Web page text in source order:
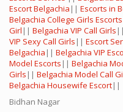
Escort Belgachia || Escorts in
Belgachia College Girls Escorts
Girl || Belgachia VIP Call Girls ||
VIP Sexy Call Girls || Escort
Belgachia || Belgachia VIP
Model Escorts || Belgachia
Girls || Belgachia Model Call
Belgachia Housewife Escort||
Bidhan Nagar